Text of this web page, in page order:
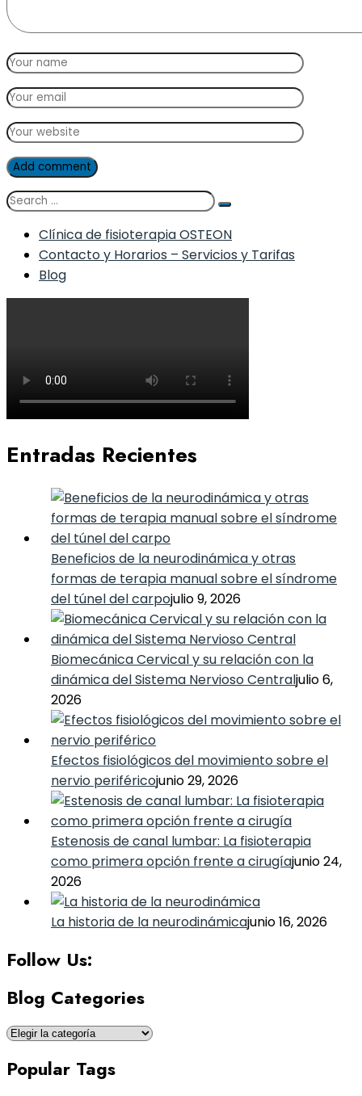
Add comment
Clínica de fisioterapia OSTEON
Contacto y Horarios – Servicios y Tarifas
Blog
Entradas Recientes
Beneficios de la neurodinámica y otras
formas de terapia manual sobre el síndrome
del túnel del carpojulio 9, 2026
Biomecánica Cervical y su relación con la
dinámica del Sistema Nervioso Centraljulio 6,
2026
Efectos fisiológicos del movimiento sobre el
nervio periféricojunio 29, 2026
Estenosis de canal lumbar: La fisioterapia
como primera opción frente a cirugíajunio 24,
2026
La historia de la neurodinámicajunio 16, 2026
Follow Us:
Blog Categories
Blog
Popular Tags